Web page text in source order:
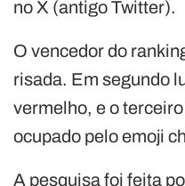
no X (antigo Twitter).
O vencedor do
risada. Em segundo
vermelho, e o
ocupado pelo emoji
A pesquisa foi feita